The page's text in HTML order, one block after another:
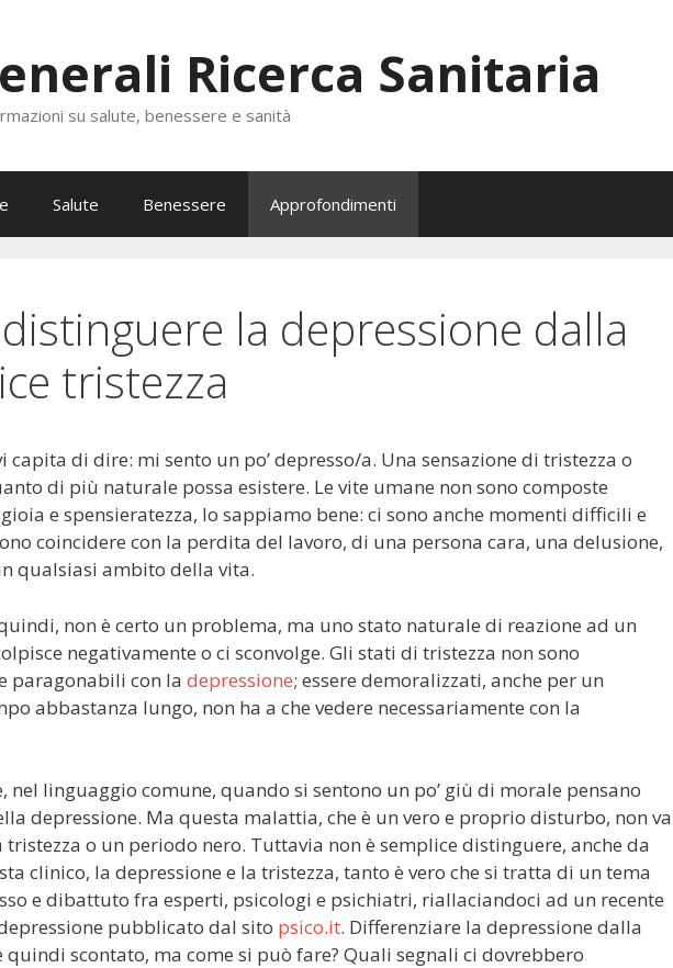
Ricerca Sanitaria
su salute, benessere e sanità
Salute Benessere Approfondimenti
la depressione dalla
tristezza
capita di dire: mi sento un po’ depresso/a. Una sensazione di tristezza o
di più naturale possa esistere. Le vite umane non sono composte
e spensieratezza, lo sappiamo bene: ci sono anche momenti difficili e
coincidere con la perdita del lavoro, di una persona cara, una delusione,
qualsiasi ambito della vita.
non è certo un problema, ma uno stato naturale di reazione ad un
negativamente o ci sconvolge. Gli stati di tristezza non sono
paragonabili con la depressione; essere demoralizzati, anche per un
abbastanza lungo, non ha a che vedere necessariamente con la
nel linguaggio comune, quando si sentono un po’ giù di morale pensano
depressione. Ma questa malattia, che è un vero e proprio disturbo, non va
tristezza o un periodo nero. Tuttavia non è semplice distinguere, anche da
clinico, la depressione e la tristezza, tanto è vero che si tratta di un tema
e dibattuto fra esperti, psicologi e psichiatri, riallaciandoci ad un recente
pubblicato dal sito psico.it. Differenziare la depressione dalla
quindi scontato, ma come si può fare? Quali segnali ci dovrebbero